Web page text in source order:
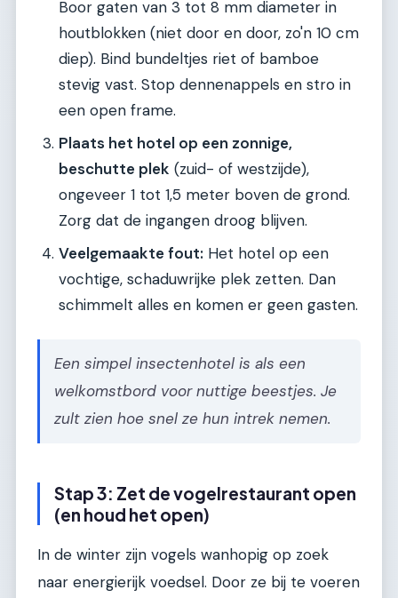
Boor gaten van 3 tot 8 mm diameter in
houtblokken (niet door en door, zo'n 10 cm
diep). Bind bundeltjes riet of bamboe
stevig vast. Stop dennenappels en stro in
een open frame.
Plaats het hotel op een zonnige,
beschutte plek (zuid- of westzijde),
ongeveer 1 tot 1,5 meter boven de grond.
Zorg dat de ingangen droog blijven.
Veelgemaakte fout: Het hotel op een
vochtige, schaduwrijke plek zetten. Dan
schimmelt alles en komen er geen gasten.
Een simpel insectenhotel is als een
welkomstbord voor nuttige beestjes. Je
zult zien hoe snel ze hun intrek nemen.
Stap 3: Zet de vogelrestaurant open
(en houd het open)
In de winter zijn vogels wanhopig op zoek
naar energierijk voedsel. Door ze bij te voeren